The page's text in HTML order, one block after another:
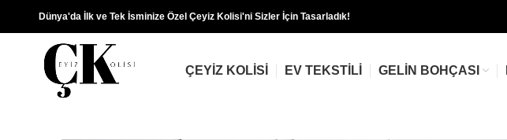
Dünya'da İlk ve Tek İsminize Özel Çeyiz Kolisi'ni Sizler İçin Tasarladık!
ÇEYIZ KOLISI EV TEKSTILI GELIN BOHÇASI